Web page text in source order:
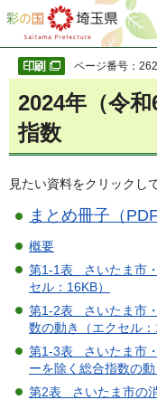
彩の国 埼玉県
ページ番号：
2024年（令
指数
見たい資料をクリックし
まとめ冊子（
概要
第1-1表 さいたま市
セル：16KB）
第1-2表 さいたま市
数の動き（エクセル：
第1-3表 さいたま市
ーを除く総合指数の
第2表 さいたま市の